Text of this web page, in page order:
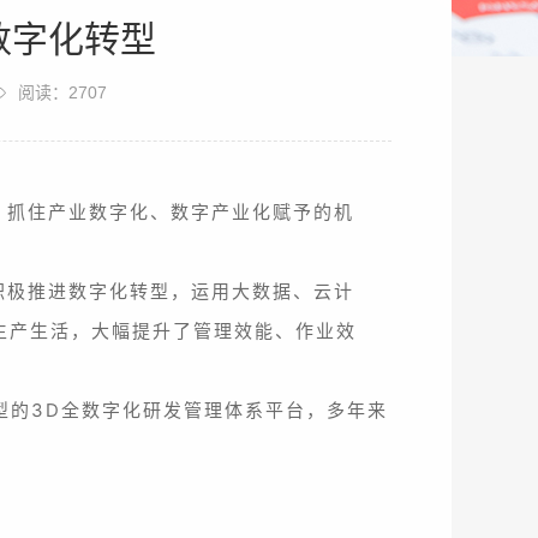
化转型
阅读：2707
住产业数字化、数字产业化赋予的机
推进数字化转型，运用大数据、云计
生活，大幅提升了管理效能、作业效
3D全数字化研发管理体系平台，多年来